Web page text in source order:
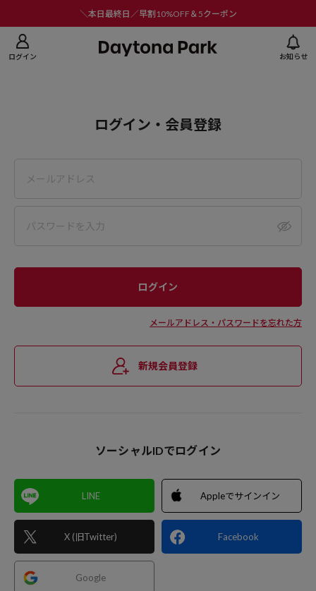
＼本日最終日／早割10%OFF＆5クーポン
ログイン お知らせ
ログイン・会員登録
メールアドレス・パスワードを忘れた方
新規会員登録
ソーシャルIDでログイン
LINE
X (旧Twitter)
Appleでサインイン
Facebook
Google